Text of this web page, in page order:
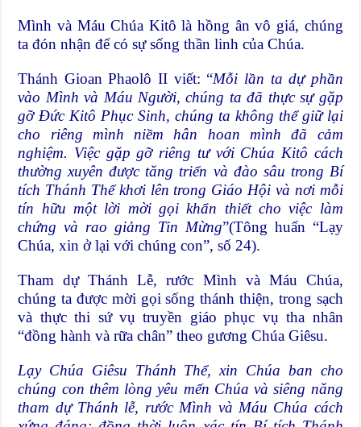
Mình và Máu Chúa Kitô là hồng ân vô giá, chúng
ta đón nhận để có sự sống thần linh của Chúa.
Thánh Gioan Phaolô II viết: “Mỗi lần ta dự phần
vào Mình và Máu Người, chúng ta đã thực sự gặp
gỡ Đức Kitô Phục Sinh, chúng ta không thể giữ lại
cho riêng mình niềm hân hoan mình đã cảm
nghiệm. Việc gặp gỡ riêng tư với Chúa Kitô cách
thường xuyên được tăng triển và đào sâu trong Bí
tích Thánh Thể khơi lên trong Giáo Hội và nơi mỗi
tín hữu một lời mời gọi khẩn thiết cho việc làm
chứng và rao giảng Tin Mừng”(Tông huấn “Lạy
Chúa, xin ở lại với chúng con”, số 24).
Tham dự Thánh Lễ, rước Mình và Máu Chúa,
chúng ta được mời gọi sống thánh thiện, trong sạch
và thực thi sứ vụ truyền giáo phục vụ tha nhân
“đồng hành và rữa chân” theo gương Chúa Giêsu.
Lạy Chúa Giêsu Thánh Thể, xin Chúa ban cho
chúng con thêm lòng yêu mến Chúa và siêng năng
tham dự Thánh lễ, rước Mình và Máu Chúa cách